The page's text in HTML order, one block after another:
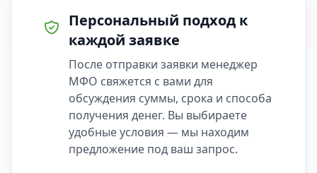
Персональный подход к
каждой заявке
После отправки заявки менеджер
МФО свяжется с вами для
обсуждения суммы, срока и способа
получения денег. Вы выбираете
удобные условия — мы находим
предложение под ваш запрос.